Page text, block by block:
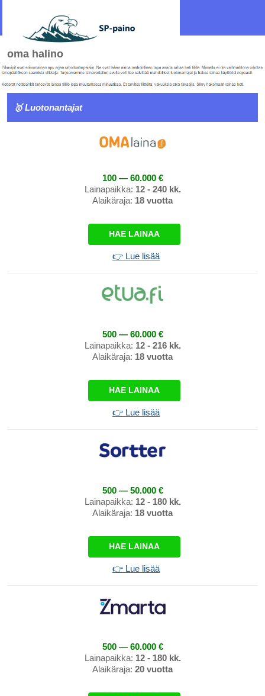
oma halino
🥇 Luotonantajat
100 — 60.000 €
Lainapaikka: 12 - 240 kk.
Alaikäraja: 18 vuotta
HAE LAINAA
👉 Lue lisää
500 — 60.000 €
Lainapaikka: 12 - 216 kk.
Alaikäraja: 18 vuotta
HAE LAINAA
👉 Lue lisää
500 — 50.000 €
Lainapaikka: 12 - 180 kk.
Alaikäraja: 18 vuotta
HAE LAINAA
👉 Lue lisää
500 — 60.000 €
Lainapaikka: 12 - 180 kk.
Alaikäraja: 20 vuotta